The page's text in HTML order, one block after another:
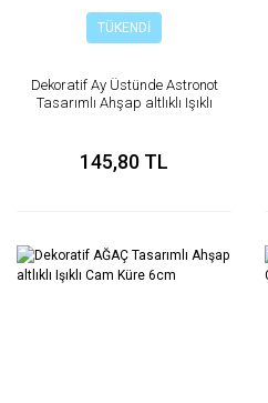
TÜKENDİ
Dekoratif Ay Üstünde Astronot
Tasarımlı Ahşap altlıklı Işıklı
145,80 TL